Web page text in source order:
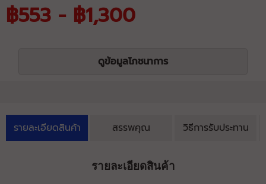
฿553 - ฿1,300
ดูข้อมูลโภชนาการ
รายละเอียดสินค้า สรรพคุณ วิธีการรับประทาน
รายละเอียดสินค้า